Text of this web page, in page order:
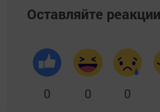
Оставляйте реакции
0 0 0